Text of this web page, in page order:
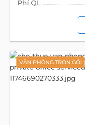
Phí QL
VĂN PHÒNG TRỌN GÓI